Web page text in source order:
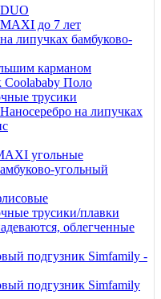
до 7 лет
липучках бамбуково-
карманом
Coolababy Поло
трусики
на липучках
угольные
угольный
трусики/плавки
облегченные
подгузник Simfamily -
подгузник Simfamily